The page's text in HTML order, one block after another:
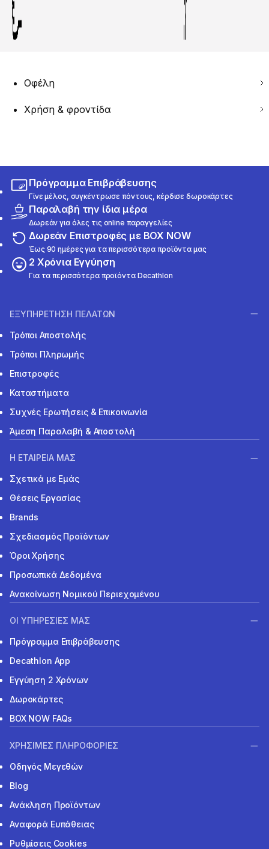
Οφέλη
Χρήση & φροντίδα
Πρόγραμμα Επιβράβευσης
Γίνε μέλος, συγκέντρωσε πόντους, κέρδισε δωροκάρτες
Παραλαβή την ίδια μέρα
Δωρεάν για όλες τις online παραγγελίες
Δωρεάν Επιστροφές με BOX NOW
Έως 90 ημέρες για τα περισσότερα προϊόντα μας
2 Χρόνια Εγγύηση
Για τα περισσότερα προϊόντα Decathlon
ΕΞΥΠΗΡΕΤΗΣΗ ΠΕΛΑΤΩΝ
Τρόποι Αποστολής
Τρόποι Πληρωμής
Επιστροφές
Καταστήματα
Συχνές Ερωτήσεις & Επικοινωνία
Άμεση Παραλαβή & Αποστολή
Η ΕΤΑΙΡΕΙΑ ΜΑΣ
Σχετικά με Εμάς
Θέσεις Εργασίας
Brands
Σχεδιασμός Προϊόντων
Όροι Χρήσης
Προσωπικά Δεδομένα
Ανακοίνωση Νομικού Περιεχομένου
ΟΙ ΥΠΗΡΕΣΙΕΣ ΜΑΣ
Πρόγραμμα Επιβράβευσης
Decathlon App
Εγγύηση 2 Χρόνων
Δωροκάρτες
BOX NOW FAQs
ΧΡΗΣΙΜΕΣ ΠΛΗΡΟΦΟΡΙΕΣ
Οδηγός Μεγεθών
Blog
Ανάκληση Προϊόντων
Αναφορά Ευπάθειας
Ρυθμίσεις Cookies